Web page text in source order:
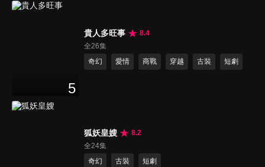
5
貴人多旺事
8.4
全26集
奇幻
愛情 商戰 穿越 古裝 短劇
狐妖皇嫂
8.2
全24集
奇幻
古裝 短劇